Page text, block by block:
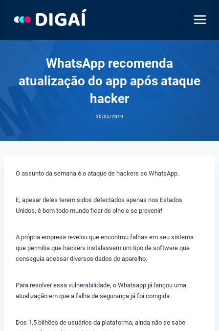
WhatsApp recomenda
atualização do app após ataque
hacker
20/05/2019
O assunto da semana é o ataque de hackers ao WhatsApp.
E, apesar deles terem sidos detectados apenas nos Estados
Unidos, é bom todo mundo ficar de olho e se prevenir!
A própria empresa revelou que encontrou falhas em seu sistema
que permitia que hackers instalassem um tipo de software que
conseguia acessar diversos dados do aparelho.
Para resolver essa vulnerabilidade, o Whatsapp já lançou uma
atualização em que a falha de segurança já foi corrigida.
Dos 1,5 bilhões de usuários da plataforma, ainda não se sabe